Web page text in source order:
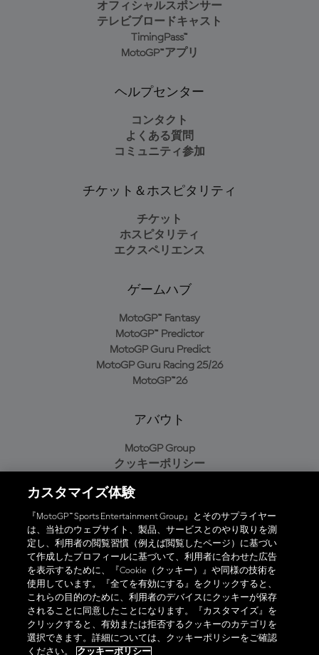
オフィシャルスポンサー
テレビブロードキャスト
TimingPass™
MotoGP™アプリ
ヘルプセンター
コンタクト
よくある質問
コミュニティ参加
チケット＆ホスピタリティ
チケット
ホスピタリティ
エクスペリエンス
ゲームハブ
MotoGP™ Fantasy
MotoGP™ Predictor
MotoGP Guru Predict
MotoGP Guru Racing 25/26
MotoGP™26
アバウト
MotoGP Group
クッキーポリシー
プライバシーポリシー
購入ポリシー
オフィシャルアプリ
© 2026 MotoGP Sports Entertainment Group. 全著作権所有。全ての
カスタマイズ体験
『MotoGP™ Sports Entertainment Group』とそのサプライヤー
は、当社のウェブサイト、製品、サービスとのやり取りを測
定し、利用者の閲覧習慣（例えば閲覧したページ）に基づい
て作成したプロフィールに基づいて、利用者に合わせた広告
を表示するために、『Cookie（クッキー）』や同様の技術を
使用しています。『全てを有効にする』をクリックすると、
これらの目的のために、利用者のデバイスにクッキーが保存
されることに同意したことになります。『カスタマイズ』を
クリックすると、有効または拒否するクッキーのカテゴリを
選択できます。詳細については、クッキーポリシーをご確認
ください。
クッキーポリシー